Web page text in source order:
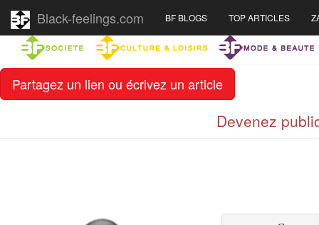
Partagez un lien ou écrivez un article
Black-feelings.com BF BLOGS TOP ARTICLES
Devenez